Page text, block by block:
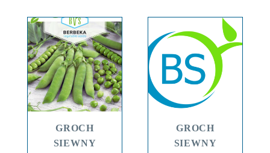
GROCH
SIEWNY
GROCH
SIEWNY